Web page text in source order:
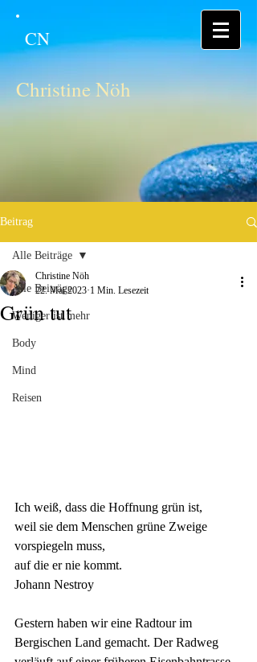
CN
Christine Nöh
Beitrag
Alle Beiträge
Weniger ist mehr
Body
Mind
Reisen
Alle Beiträge
Grün tut
Christine Nöh
22. Mai 2023 1 Min. Lesezeit
Ich weiß, dass die Hoffnung grün ist,
weil sie dem Menschen grüne Zweige
vorspiegeln muss,
auf die er nie kommt.
Johann Nestroy
Gestern haben wir eine Radtour im
Bergischen Land gemacht. Der Radweg